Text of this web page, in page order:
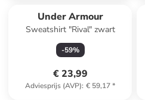
Under Armour
Sweatshirt "Rival" zwart
-59%
€ 23,99
Adviesprijs (AVP): € 59,17*